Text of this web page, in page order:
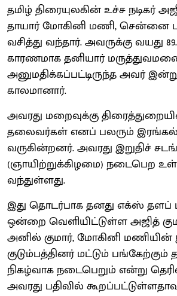
தமிழ் திரையுலகின் உச்ச நடிகர்
தாயார் மோகினி மணி, சென்னை
வசித்து வந்தார். அவருக்கு வயது
காரணமாக தனியார்
அனுமதிக்கப்பட்டிருந்த அவர்
காலமானார்.
அவரது மறைவுக்கு
தலைவர்கள் எனப் பலரும் இரங்கல்
வருகின்றனர். அவரது இறுதிச்
(ஞாயிற்றுக்கிழமை) நடைபெற
வந்துள்ளது.
இது தொடர்பாக தனது எக்ஸ் தளப்
ஒன்றை வெளியிட்டுள்ள அஜித்
அனில் குமார், மோகினி மணியின்
குடும்பத்தினர் மட்டும் பங்கேற்கும்
நிகழ்வாக நடைபெறும் என்று
அவரது பதிவில்